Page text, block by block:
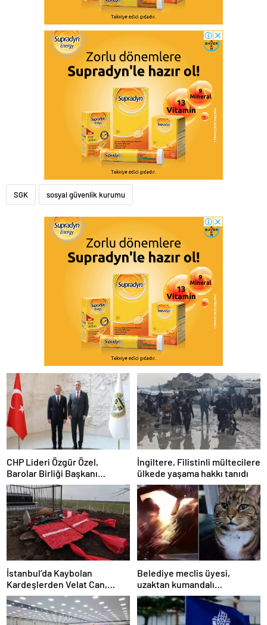
SGK sosyal güvenlik kurumu
CHP Lideri Özgür Özel,
Barolar Birliği Başkanı
Sağkan’a ziyarette bulundu
İngiltere, Filistinli mültecilere
ülkede yaşama hakkı tanıdı
İstanbul’da Kaybolan
Kardeşlerden Velat Can,
Diyarbakır’da Toprağa Verildi
Belediye meclis üyesi,
uzaktan kumandalı
patlayıcıyla kediyi havaya
uçurmaya çalıştı